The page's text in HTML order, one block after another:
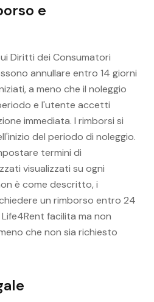
e
Diritti dei Consumatori
annullare entro 14 giorni
a meno che il noleggio
e l'utente accetti
immediata. I rimborsi si
del periodo di noleggio.
termini di
visualizzati su ogni
è come descritto, i
un rimborso entro 24
facilita ma non
che non sia richiesto